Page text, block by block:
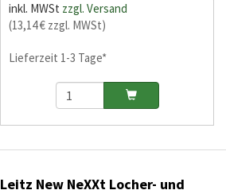
inkl. MWSt zzgl. Versand
(13,14 € zzgl. MWSt)
Lieferzeit 1-3 Tage*
Leitz New NeXXt Locher- und